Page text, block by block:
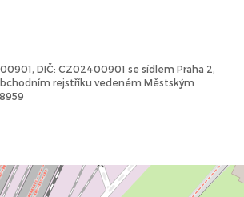
DIČ: CZ02400901 se sídlem Praha 2,
rejstříku vedeném Městským